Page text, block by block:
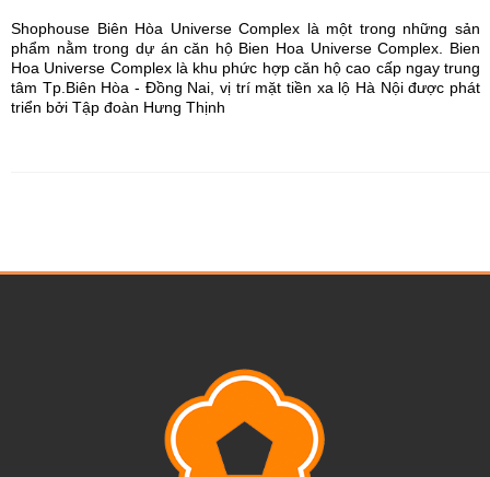
Shophouse Biên Hòa Universe Complex là một trong những sản
phẩm nằm trong dự án căn hộ Bien Hoa Universe Complex. Bien
Hoa Universe Complex là khu phức hợp căn hộ cao cấp ngay trung
tâm Tp.Biên Hòa - Đồng Nai, vị trí mặt tiền xa lộ Hà Nội được phát
triển bởi Tập đoàn Hưng Thịnh